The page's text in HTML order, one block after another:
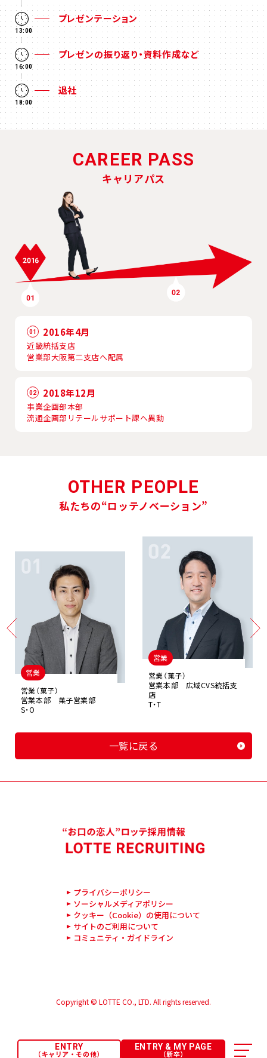
ENTRY
（キャリア・その他）
ENTRY & MY PAGE
（新卒）
13:00
プレゼンテーション
16:00
プレゼンの振り返り・資料作成など
18:00
退社
CAREER PASS
キャリアパス
01 2016年4月
近畿統括支店
営業部大阪第二支店へ配属
02 2018年12月
事業企画部本部
流通企画部リテールサポート課へ異動
OTHER PEOPLE
私たちの“ロッテノベーション”
営業
営業（菓子）
営業本部 菓子営業部
S・O
営業
営業（菓子）
営業本部 広域CVS統括支
店
T・T
一覧に戻る
プライバシーポリシー
ソーシャルメディアポリシー
クッキー（Cookie）の使用について
サイトのご利用について
コミュニティ・ガイドライン
Copyright © LOTTE CO., LTD. All rights reserved.